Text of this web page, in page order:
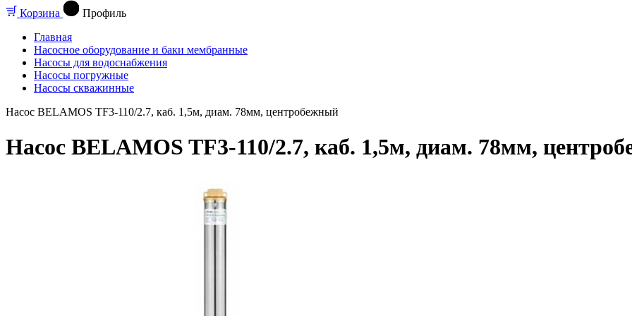
Корзина
Профиль
Главная
Насосное оборудование и баки мембранные
Насосы для водоснабжения
Насосы погружные
Насосы скважинные
Насос BELAMOS TF3-110/2.7, каб. 1,5м, диам. 78мм, центробежный
Насос BELAMOS TF3-110/2.7, каб. 1,5м, диам. 78мм,